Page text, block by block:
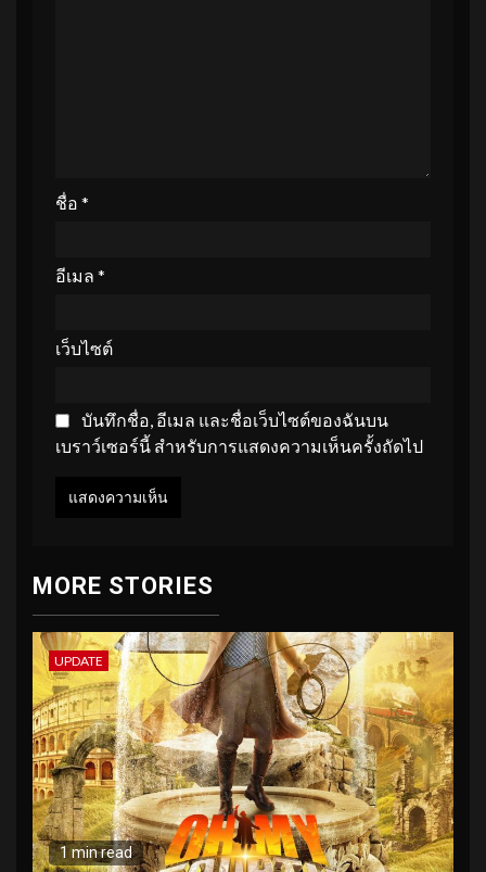
ชื่อ *
อีเมล *
เว็บไซต์
บันทึกชื่อ, อีเมล และชื่อเว็บไซต์ของฉันบน
เบราว์เซอร์นี้ สำหรับการแสดงความเห็นครั้งถัดไป
MORE STORIES
UPDATE
1 min read